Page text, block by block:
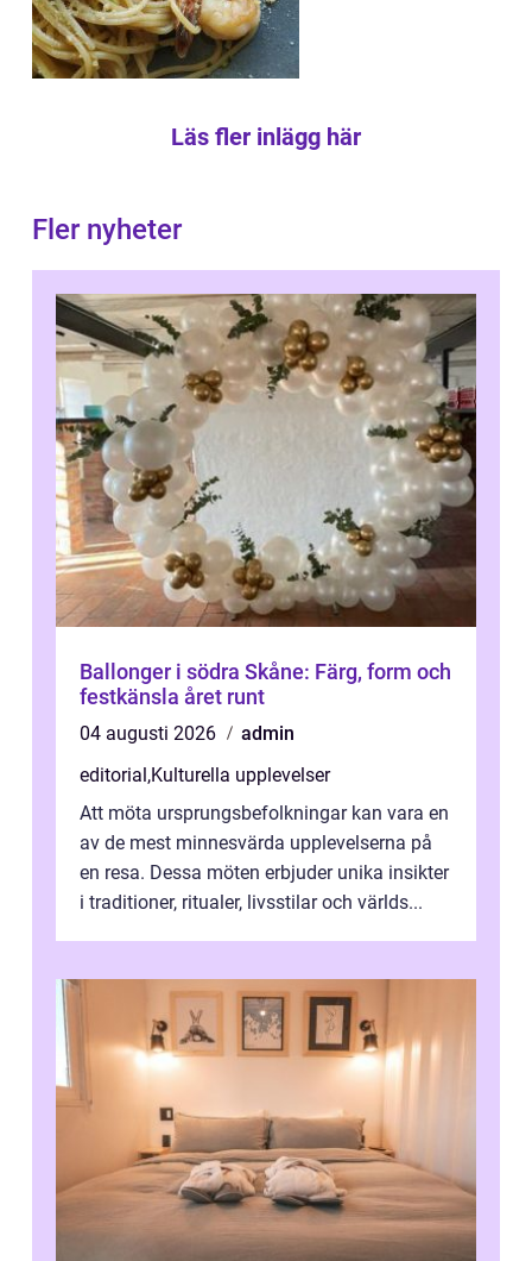
Läs fler inlägg här
Fler nyheter
Ballonger i södra Skåne: Färg, form och
festkänsla året runt
04 augusti 2026
admin
editorial,Kulturella upplevelser
Att möta ursprungsbefolkningar kan vara en
av de mest minnesvärda upplevelserna på
en resa. Dessa möten erbjuder unika insikter
i traditioner, ritualer, livsstilar och världs...